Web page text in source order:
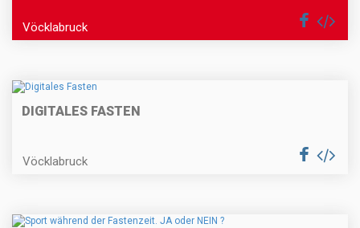
Vöcklabruck
DIGITALES FASTEN
Vöcklabruck